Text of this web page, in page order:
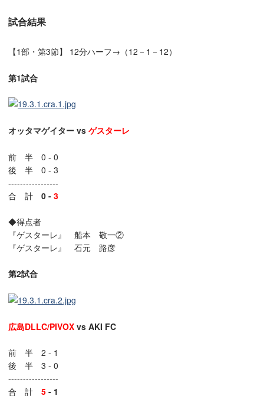
試合結果
【1部・第3節】 12分ハーフ→（12－1－12）
第1試合
オッタマゲイター vs ゲスターレ
前 半 0 - 0
後 半 0 - 3
-----------------
合 計 0 - 3
◆得点者
『ゲスターレ』 船本 敬一②
『ゲスターレ』 石元 路彦
第2試合
広島DLLC/PIVOX vs AKI FC
前 半 2 - 1
後 半 3 - 0
-----------------
合 計 5 - 1